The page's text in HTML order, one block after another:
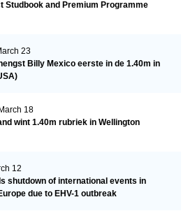
Studbook and Premium Programme
23
Billy Mexico eerste in de 1.40m in
18
wint 1.40m rubriek in Wellington
12
shutdown of international events in
due to EHV-1 outbreak